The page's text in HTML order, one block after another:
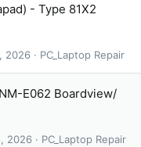
- Type 81X2
PC_Laptop Repair
2026
E062 Boardview/
PC_Laptop Repair
2026